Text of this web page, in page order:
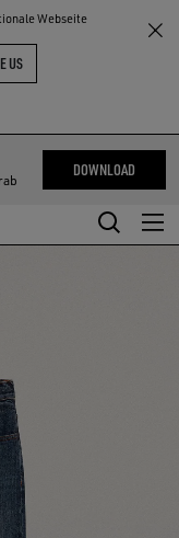
Webseite
US
DOWNLOAD